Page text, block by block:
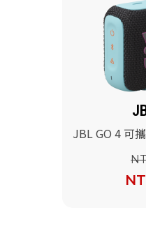
JBL GO 4 可